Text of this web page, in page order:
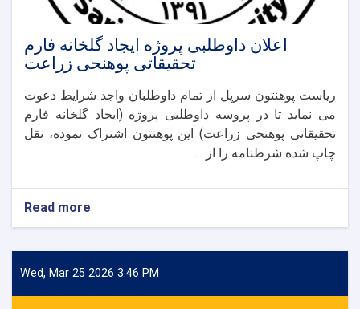
اعلان داوطلبی پروژه ایجاد گلخانه فارم
تحقیقاتی پوهنحی زراعت
ریاست پوهنتون سرپل از تمام داوطلبان واجد شرایط دعوت
می نماید تا در پروسه داوطلبی پروژه (ایجاد گلخانه فارم
تحقیقاتی پوهنحی زراعت) این پوهنتون اشتراک نموده، نقل
چاپ شده شرطنامه را از . . .
Read more
اعلان
پروژه
ایجاد
Wed, Mar 25 2026 3:46 PM